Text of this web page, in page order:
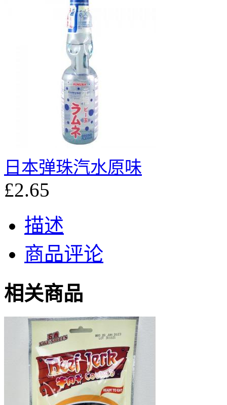
日本弹珠汽水原味
£2.65
描述
商品评论
相关商品